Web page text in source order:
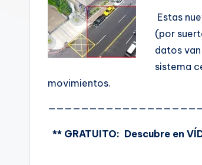
Estas
(por
datos
sistema
movimientos.
** GRATUITO: Descubre en